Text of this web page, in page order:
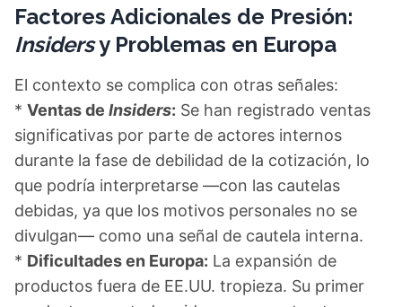
Factores Adicionales de Presión:
Insidersy Problemas en Europa
El contexto se complica con otras señales:
* Ventas de Insiders: Se han registrado ventas
significativas por parte de actores internos
durante la fase de debilidad de la cotización, lo
que podría interpretarse —con las cautelas
debidas, ya que los motivos personales no se
divulgan— como una señal de cautela interna.
* Dificultades en Europa: La expansión de
productos fuera de EE.UU. tropieza. Su primer